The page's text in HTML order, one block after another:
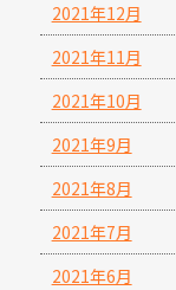
2021年12月
2021年11月
2021年10月
2021年9月
2021年8月
2021年7月
2021年6月